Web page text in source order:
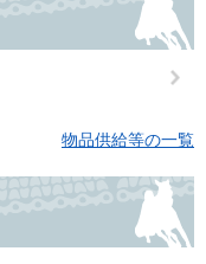
物品供給等の一覧